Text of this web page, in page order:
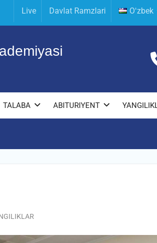
Live Davlat Ramzlari Oʻzbek
TALABA ABITURIYENT